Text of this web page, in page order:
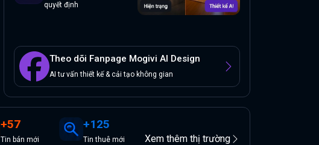
quyết định
Theo dõi Fanpage Mogivi AI Design
AI tư vấn thiết kế & cải tạo không gian
+57
Tin bán mới
+125
Tinthuê mới
Xem thêm thị trường